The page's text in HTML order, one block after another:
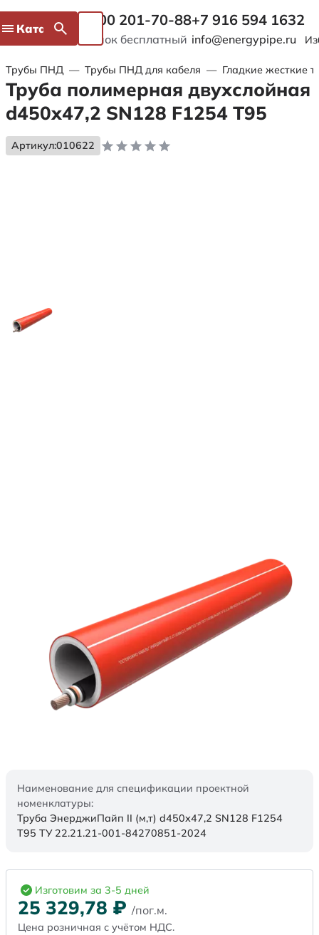
Каталог 8 800 201-70-88
Звонок бесплатный
+7 916 594 1632
info@energypipe.ru
Трубы ПНД — Трубы ПНД для кабеля — Гладкие жесткие
Труба полимерная двухслойная
d450х47,2 SN128 F1254 Т95
Артикул:010622
Наименование для спецификации проектной
номенклатуры:
Труба ЭнерджиПайп II (м,т) d450х47,2 SN128 F1254
Т95 ТУ 22.21.21-001-84270851-2024
Изготовим за 3-5 дней
25 329,78 ₽ /пог.м.
Цена розничная с учётом НДС.